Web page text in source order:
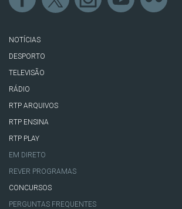
NOTÍCIAS
DESPORTO
TELEVISÃO
RÁDIO
RTP ARQUIVOS
RTP ENSINA
RTP PLAY
EM DIRETO
REVER PROGRAMAS
CONCURSOS
PERGUNTAS FREQUENTES